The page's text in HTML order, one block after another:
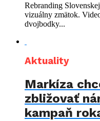
Rebranding
vizuálny zmätok.
dvojbodky...
Aktuality
Markíza
zbližovať
kampaň